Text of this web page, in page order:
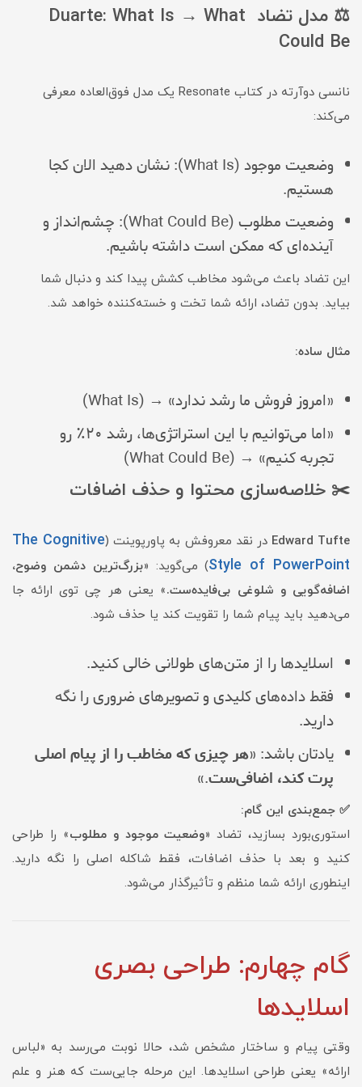
⚖️ مدل تضاد Duarte: What Is → What
Could Be
نانسی دوآرته در کتاب Resonate یک مدل فوق‌العاده معرفی
می‌کند:
وضعیت موجود (What Is): نشان دهید الان کجا
هستیم.
وضعیت مطلوب (What Could Be): چشم‌انداز و
آینده‌ای که ممکن است داشته باشیم.
این تضاد باعث می‌شود مخاطب کشش پیدا کند و دنبال شما
بیاید. بدون تضاد، ارائه شما تخت و خسته‌کننده خواهد شد.
مثال ساده:
«امروز فروش ما رشد ندارد» → (What Is)
«اما می‌توانیم با این استراتژی‌ها، رشد ۲۰٪ رو
تجربه کنیم» → (What Could Be)
✂️ خلاصه‌سازی محتوا و حذف اضافات
Edward Tufte در نقد معروفش به پاورپوینت (The Cognitive
Style of PowerPoint) می‌گوید: «بزرگ‌ترین دشمن وضوح،
اضافه‌گویی و شلوغی بی‌فایده‌ست.» یعنی هر چی توی ارائه جا
می‌دهید باید پیام شما را تقویت کند یا حذف شود.
اسلایدها را از متن‌های طولانی خالی کنید.
فقط داده‌های کلیدی و تصویرهای ضروری را نگه
دارید.
یادتان باشد: «هر چیزی که مخاطب را از پیام اصلی
پرت کند، اضافی‌ست.»
✅ جمع‌بندی این گام:
استوری‌بورد بسازید، تضاد «وضعیت موجود و مطلوب» را طراحی
کنید و بعد با حذف اضافات، فقط شاکله اصلی را نگه دارید.
اینطوری ارائه شما منظم و تأثیرگذار می‌شود.
گام چهارم: طراحی بصری
اسلایدها
وقتی پیام و ساختار مشخص شد، حالا نوبت می‌رسد به «لباس
ارائه» یعنی طراحی اسلایدها. این مرحله جایی‌ست که هنر و علم